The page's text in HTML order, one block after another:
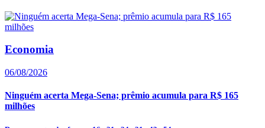
Economia
06/08/2026
Ninguém acerta Mega-Sena; prêmio acumula para R$ 165
milhões